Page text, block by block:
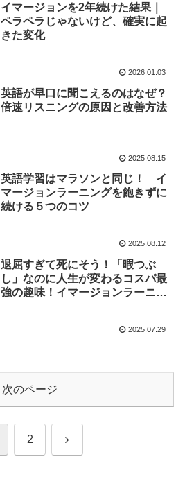
イマージョンを2年続けた結果｜
ペラペラじゃないけど、確実に起
きた変化
2026.01.03
英語が早口に聞こえるのはなぜ？
倍速リスニングの原因と改善方法
2025.08.15
英語学習はマラソンと同じ！ イ
マージョンラーニングを飽きずに
続ける５つのコツ
2025.08.12
退屈すぎて死にそう！「暇つぶ
し」なのに人生が変わるコスパ最
強の趣味！イマージョンラーニン
2025.07.29
次のページ
2 次